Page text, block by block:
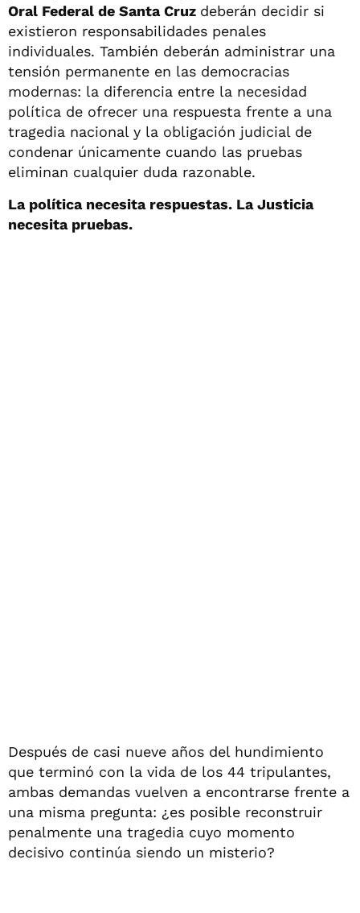
Oral Federal de Santa Cruz deberán decidir si
existieron responsabilidades penales
individuales. También deberán administrar una
tensión permanente en las democracias
modernas: la diferencia entre la necesidad
política de ofrecer una respuesta frente a una
tragedia nacional y la obligación judicial de
condenar únicamente cuando las pruebas
eliminan cualquier duda razonable.
La política necesita respuestas. La Justicia
necesita pruebas.
Después de casi nueve años del hundimiento
que terminó con la vida de los 44 tripulantes,
ambas demandas vuelven a encontrarse frente a
una misma pregunta: ¿es posible reconstruir
penalmente una tragedia cuyo momento
decisivo continúa siendo un misterio?